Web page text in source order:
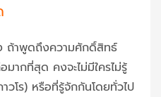
ถ้าพูดถึงความศักดิ์สิทธ์
ากที่สุด คงจะไม่มีใครไม่รู้
วโร) หรือที่รู้จักกันโดยทั่วไป